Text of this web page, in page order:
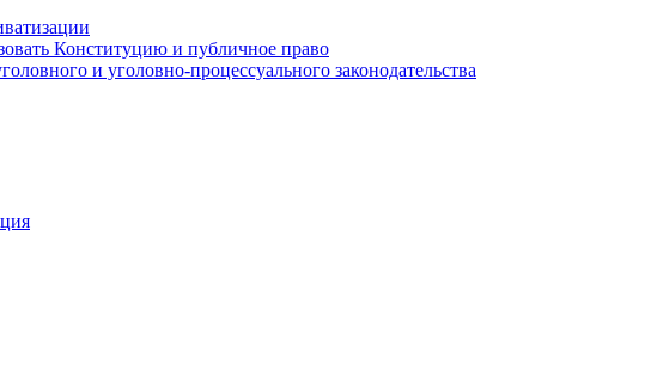
Конституцию и публичное право
и уголовно-процессуального законодательства